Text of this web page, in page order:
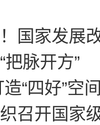
国家发展
脉开方”
“四好”空
召开国家